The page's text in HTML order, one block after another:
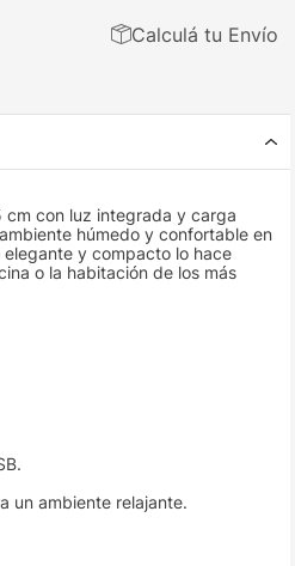
Calculá tu Envío
con luz integrada y carga
húmedo y confortable en
y compacto lo hace
o la habitación de los más
un ambiente relajante.